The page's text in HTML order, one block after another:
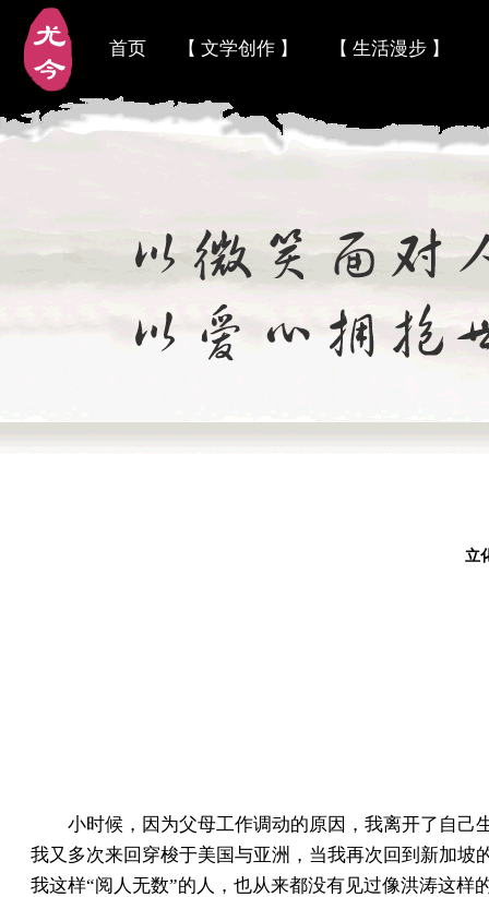
首页 【 文学创作 】 【 生活漫步 】
立
小时候，因为父母工作调动的原因，我离开了自己
我又多次来回穿梭于美国与亚洲，当我再次回到新加
我这样“阅人无数”的人，也从来都没有见过像洪涛这样